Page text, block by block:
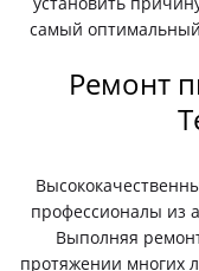
самый
Ремонт
профессионалы из
Выполняя
протяжении многих